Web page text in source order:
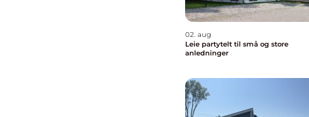
02. aug
Leie partytelt til små og store
anledninger